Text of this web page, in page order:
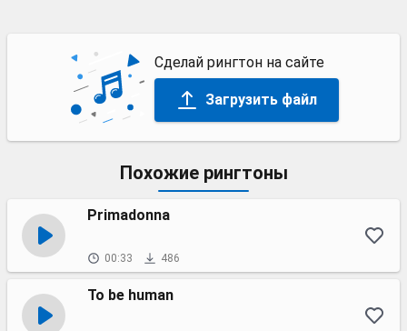
Сделай рингтон на сайте
Загрузить файл
Похожие рингтоны
Primadonna
00:33 486
To be human